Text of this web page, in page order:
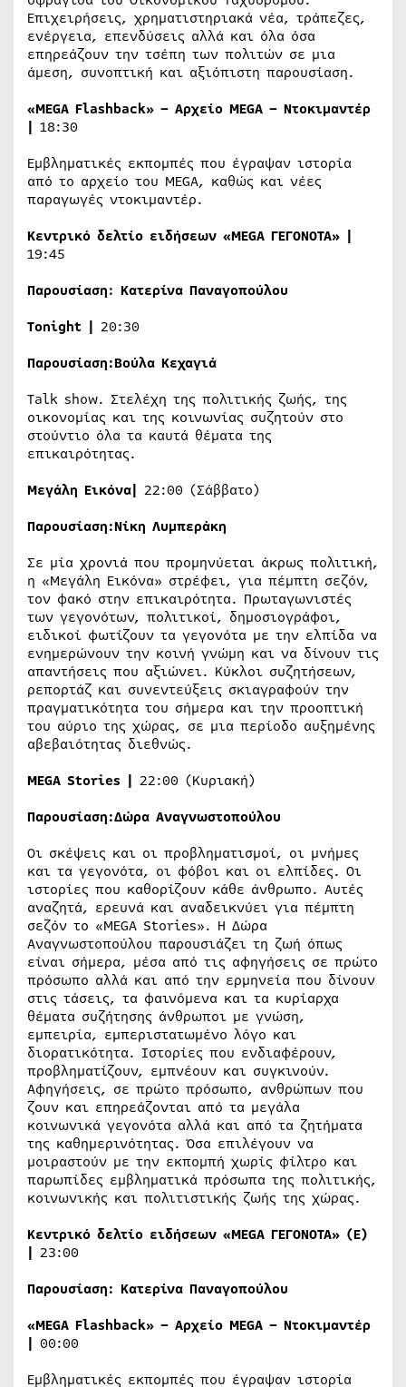
Επιχειρήσεις, χρηματιστηριακά νέα, τράπεζες,
ενέργεια, επενδύσεις αλλά και όλα όσα
επηρεάζουν την τσέπη των πολιτών σε μια
άμεση, συνοπτική και αξιόπιστη παρουσίαση.
«MEGA Flashback» – Αρχείο MEGA – Ντοκιμαντέρ
| 18:30
Εμβληματικές εκπομπές που έγραψαν ιστορία
από το αρχείο του MEGA, καθώς και νέες
παραγωγές ντοκιμαντέρ.
Κεντρικό δελτίο ειδήσεων «MEGA ΓΕΓΟΝΟΤΑ» |
19:45
Παρουσίαση: Κατερίνα Παναγοπούλου
Tonight | 20:30
Παρουσίαση:Βούλα Κεχαγιά
Τalk show. Στελέχη της πολιτικής ζωής, της
οικονομίας και της κοινωνίας συζητούν στο
στούντιο όλα τα καυτά θέματα της
επικαιρότητας.
Μεγάλη Εικόνα| 22:00 (Σάββατο)
Παρουσίαση:Νίκη Λυμπεράκη
Σε μία χρονιά που προμηνύεται άκρως πολιτική,
η «Μεγάλη Εικόνα» στρέφει, για πέμπτη σεζόν,
τον φακό στην επικαιρότητα. Πρωταγωνιστές
των γεγονότων, πολιτικοί, δημοσιογράφοι,
ειδικοί φωτίζουν τα γεγονότα με την ελπίδα να
ενημερώνουν την κοινή γνώμη και να δίνουν τις
απαντήσεις που αξιώνει. Κύκλοι συζητήσεων,
ρεπορτάζ και συνεντεύξεις σκιαγραφούν την
πραγματικότητα του σήμερα και την προοπτική
του αύριο της χώρας, σε μια περίοδο αυξημένης
αβεβαιότητας διεθνώς.
MEGA Stories | 22:00 (Κυριακή)
Παρουσίαση:Δώρα Αναγνωστοπούλου
Οι σκέψεις και οι προβληματισμοί, οι μνήμες
και τα γεγονότα, οι φόβοι και οι ελπίδες. Οι
ιστορίες που καθορίζουν κάθε άνθρωπο. Αυτές
αναζητά, ερευνά και αναδεικνύει για πέμπτη
σεζόν το «MEGA Stories». Η Δώρα
Αναγνωστοπούλου παρουσιάζει τη ζωή όπως
είναι σήμερα, μέσα από τις αφηγήσεις σε πρώτο
πρόσωπο αλλά και από την ερμηνεία που δίνουν
στις τάσεις, τα φαινόμενα και τα κυρίαρχα
θέματα συζήτησης άνθρωποι με γνώση,
εμπειρία, εμπεριστατωμένο λόγο και
διορατικότητα. Ιστορίες που ενδιαφέρουν,
προβληματίζουν, εμπνέουν και συγκινούν.
Αφηγήσεις, σε πρώτο πρόσωπο, ανθρώπων που
ζουν και επηρεάζονται από τα μεγάλα
κοινωνικά γεγονότα αλλά και από τα ζητήματα
της καθημερινότητας. Όσα επιλέγουν να
μοιραστούν με την εκπομπή χωρίς φίλτρο και
παρωπίδες εμβληματικά πρόσωπα της πολιτικής,
κοινωνικής και πολιτιστικής ζωής της χώρας.
Κεντρικό δελτίο ειδήσεων «MEGA ΓΕΓΟΝΟΤΑ» (Ε)
| 23:00
Παρουσίαση: Κατερίνα Παναγοπούλου
«MEGA Flashback» – Αρχείο MEGA – Ντοκιμαντέρ
| 00:00
Εμβληματικές εκπομπές που έγραψαν ιστορία